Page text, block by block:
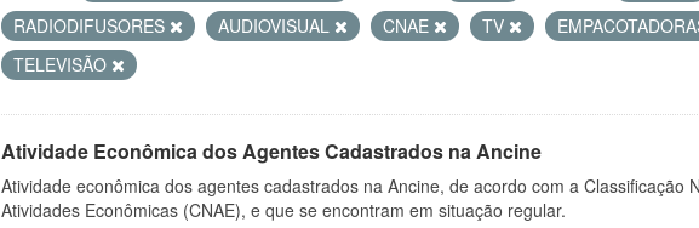
RADIODIFUSORES
AUDIOVISUAL CNAE TV
TELEVISÃO
Atividade Econômica dos Agentes Cadastrados na Ancine
Atividade econômica dos agentes cadastrados na Ancine, de acordo com a Classificação
Atividades Econômicas (CNAE), e que se encontram em situação regular.